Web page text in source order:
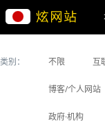
类别： 不限 互
博客/个人网站
政府·机构